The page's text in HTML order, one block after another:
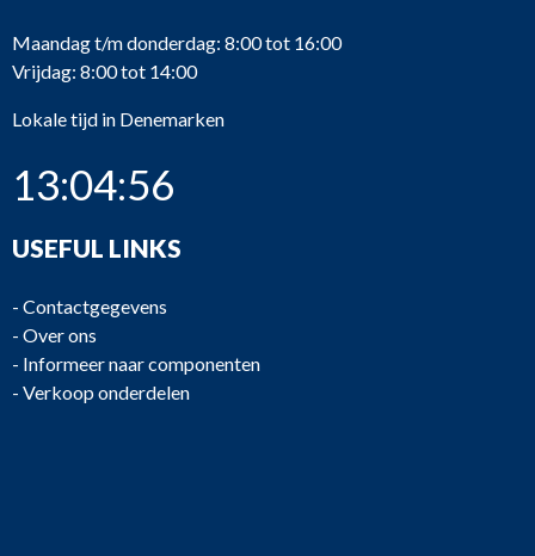
Maandag t/m donderdag: 8:00 tot 16:00
Vrijdag: 8:00 tot 14:00
Lokale tijd in Denemarken
13:04:56
USEFUL LINKS
- Contactgegevens
- Over ons
- Informeer naar componenten
- Verkoop onderdelen